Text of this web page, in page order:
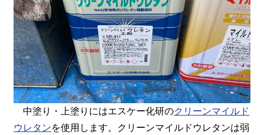
中塗り・上塗りにはエスケー化研のクリーンマイルド
ウレタンを使用します。クリーンマイルドウレタンは弱